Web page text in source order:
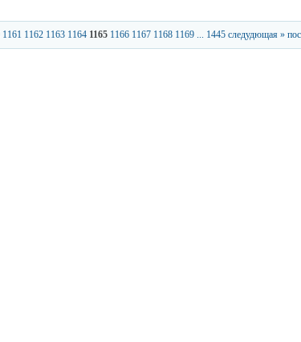
1161 1162 1163 1164 1165 1166 1167 1168 1169 ... 1445 следудющая »